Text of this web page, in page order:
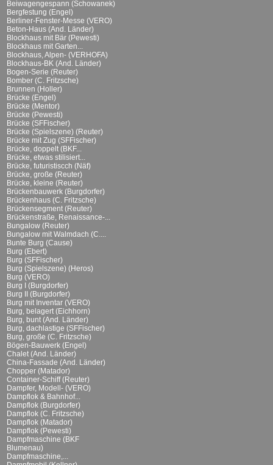
Beiwagengespann (Schowanek)
Bergfestung (Engel)
Berliner-Fenster-Messe (VERO)
Beton-Haus (And. Länder)
Blockhaus mit Bär (Pewesti)
Blockhaus mit Garten...
Blockhaus, Alpen- (VERHOFA)
Blockhaus-BK (And. Länder)
Bogen-Serie (Reuter)
Bomber (C. Fritzsche)
Brunnen (Holler)
Brücke (Engel)
Brücke (Mentor)
Brücke (Pewesti)
Brücke (SFFischer)
Brücke (Spielszene) (Reuter)
Brücke mit Zug (SFFischer)
Brücke, doppelt (BKF...
Brücke, etwas stilisiert...
Brücke, futuristiscch (Näf)
Brücke, große (Reuter)
Brücke, kleine (Reuter)
Brückenbauwerk (Burgdorfer)
Brückenhaus (C. Fritzsche)
Brückensegment (Reuter)
Brückenstraße, Renaissance-...
Bungalow (Reuter)
Bungalow mit Walmdach (C....
Bunte Burg (Cause)
Burg (Ebert)
Burg (SFFischer)
Burg (Spielszene) (Heros)
Burg (VERO)
Burg I (Burgdorfer)
Burg II (Burgdorfer)
Burg mit Inventar (VERO)
Burg, belagert (Eichhorn)
Burg, bunt (And. Länder)
Burg, dachlastige (SFFischer)
Burg, große (C. Fritzsche)
Bögen-Bauwerk (Engel)
Chalet (And. Länder)
China-Fassade (And. Länder)
Chopper (Matador)
Container-Schiff (Reuter)
Dampfer, Modell- (VERO)
Dampflok & Bahnhof...
Dampflok (Burgdorfer)
Dampflok (C. Fritzsche)
Dampflok (Matador)
Dampflok (Pewesti)
Dampfmaschine (BKF
Blumenau)
Dampfmaschine,...